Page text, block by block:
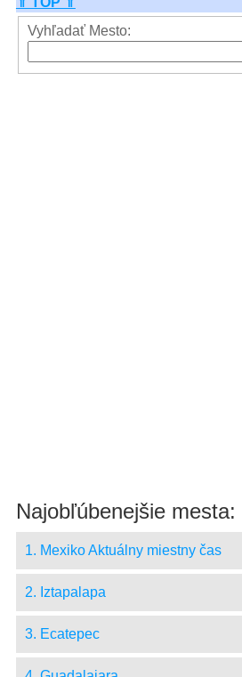
Vyhľadať Mesto:
Najobľúbenejšie mesta:
1. Mexiko Aktuálny miestny čas
2. Iztapalapa
3. Ecatepec